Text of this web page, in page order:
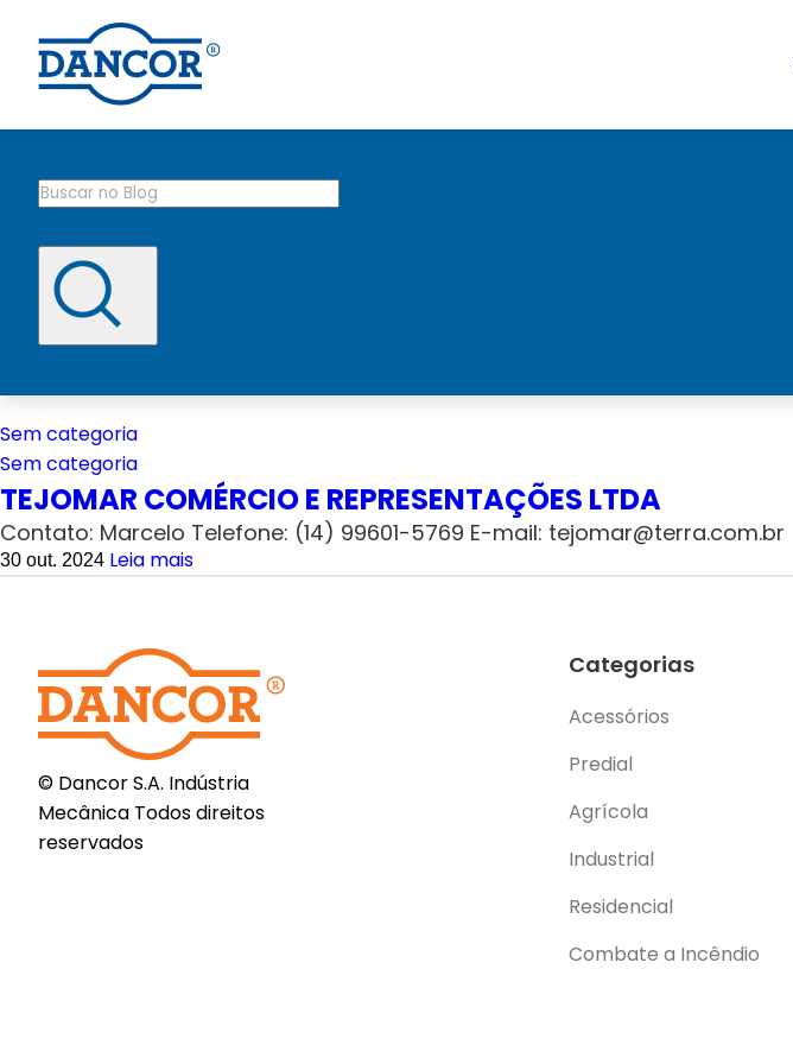
Sem categoria
Sem categoria
TEJOMAR COMÉRCIO E REPRESENTAÇÕES LTDA
Contato: Marcelo Telefone: (14) 99601-5769 E-mail: tejomar@terra.com.br
30 out. 2024 Leia mais
© Dancor S.A. Indústria
Mecânica Todos direitos
reservados
Categorias
Acessórios
Predial
Agrícola
Industrial
Residencial
Combate a Incêndio